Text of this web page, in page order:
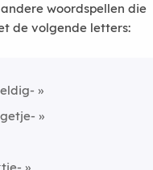
woordspellen die
de volgende letters: